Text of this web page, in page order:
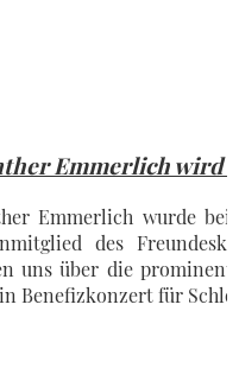
Emmerlich wird
Emmerlich wurde
des
uns über die
Benefizkonzert für